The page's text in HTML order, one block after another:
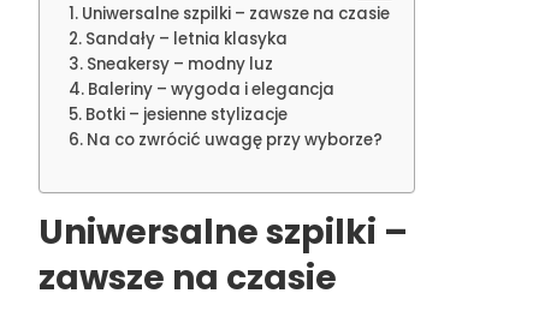
Uniwersalne szpilki – zawsze na czasie
Sandały – letnia klasyka
Sneakersy – modny luz
Baleriny – wygoda i elegancja
Botki – jesienne stylizacje
Na co zwrócić uwagę przy wyborze?
Uniwersalne szpilki –
zawsze na czasie